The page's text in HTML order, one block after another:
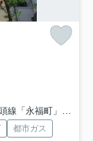
永福町」駅 徒歩12分
都市ガス